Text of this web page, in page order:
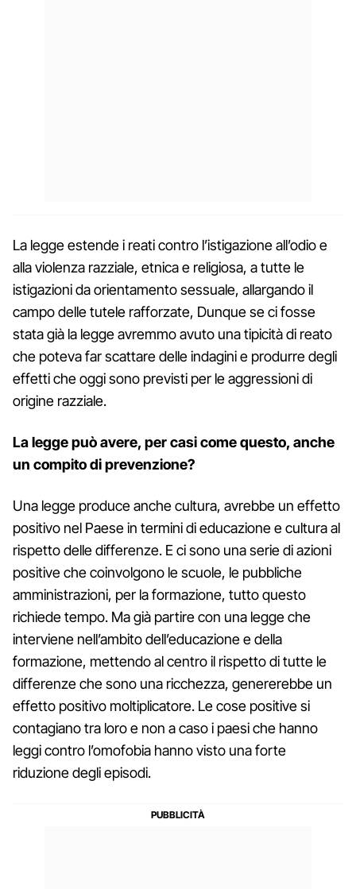
La legge estende i reati contro l’istigazione all’odio e
alla violenza razziale, etnica e religiosa, a tutte le
istigazioni da orientamento sessuale, allargando il
campo delle tutele rafforzate, Dunque se ci fosse
stata già la legge avremmo avuto una tipicità di reato
che poteva far scattare delle indagini e produrre degli
effetti che oggi sono previsti per le aggressioni di
origine razziale.
La legge può avere, per casi come questo, anche
un compito di prevenzione?
Una legge produce anche cultura, avrebbe un effetto
positivo nel Paese in termini di educazione e cultura al
rispetto delle differenze. E ci sono una serie di azioni
positive che coinvolgono le scuole, le pubbliche
amministrazioni, per la formazione, tutto questo
richiede tempo. Ma già partire con una legge che
interviene nell’ambito dell’educazione e della
formazione, mettendo al centro il rispetto di tutte le
differenze che sono una ricchezza, genererebbe un
effetto positivo moltiplicatore. Le cose positive si
contagiano tra loro e non a caso i paesi che hanno
leggi contro l’omofobia hanno visto una forte
riduzione degli episodi.